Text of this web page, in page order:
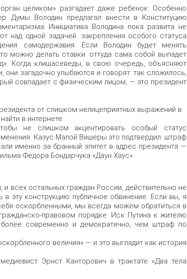
целиком» разгадает даже ребенок. Особенно
Думы Володин предлагал внести в Конституцию
Инициатива Володина пока развита не
над одной задачей: закрепления особого статуса
самодержавия. Если Володин будет менять
можно делать ставки: оттуда сама собой выпадет
Когда клишасеведы, в свою очередь, объясняют
загадочно улыбаются и говорят: так сложилось,
совпадает с физическим лицом, — это президент
от слишком нелицеприятных выражений в
в интернете.
не слишком акцентировать особый статус
Казус Малой Вишеры это подтвердил: штраф
именно за бранный эпитет в адрес президента —
Федора Бондарчука «Даун Хаус».
всех остальных граждан России, действительно не
в эту конструкцию публичное обвинение. Если вы, я
оскорбленными, мы всегда можем обратиться в
правовом порядке. Иск Путина к жителю
современно и демократично, чем штраф по
величия» — и это выглядит как история
Эрнст Канторович в трактате «Два тела